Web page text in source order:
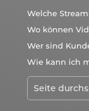
Welche
Wo können
Wer sind
Wie kann ich